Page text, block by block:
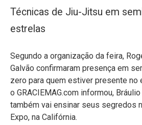
Técnicas de Jiu-Jitsu em
estrelas
Segundo a organização da feira,
Galvão confirmaram presença em
zero para quem estiver presente no
o GRACIEMAG.com informou, Bráulio
também vai ensinar seus segredos
Expo, na Califórnia.